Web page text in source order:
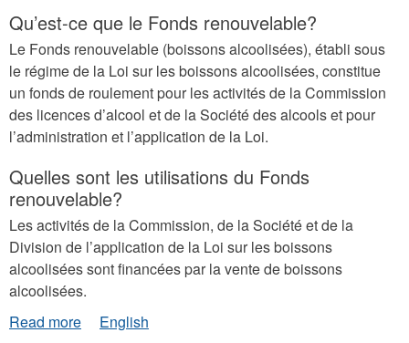
Qu’est-ce que le Fonds renouvelable?
Le Fonds renouvelable (boissons alcoolisées), établi sous
le régime de la Loi sur les boissons alcoolisées, constitue
un fonds de roulement pour les activités de la Commission
des licences d’alcool et de la Société des alcools et pour
l’administration et l’application de la Loi.
Quelles sont les utilisations du Fonds
renouvelable?
Les activités de la Commission, de la Société et de la
Division de l’application de la Loi sur les boissons
alcoolisées sont financées par la vente de boissons
alcoolisées.
Read more about
English